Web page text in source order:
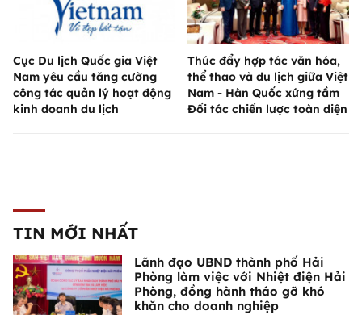
Cục Du lịch Quốc gia Việt
Nam yêu cầu tăng cường
công tác quản lý hoạt động
kinh doanh du lịch
Thúc đẩy hợp tác văn hóa,
thể thao và du lịch giữa Việt
Nam - Hàn Quốc xứng tầm
Đối tác chiến lược toàn diện
TIN MỚI NHẤT
Lãnh đạo UBND thành phố Hải
Phòng làm việc với Nhiệt điện Hải
Phòng, đồng hành tháo gỡ khó
khăn cho doanh nghiệp